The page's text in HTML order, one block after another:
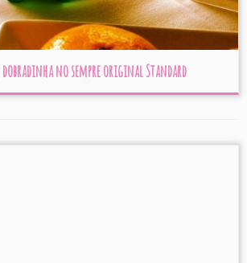
dobradinha no sempre original Standard